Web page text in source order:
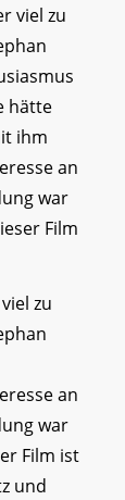
viel zu
hätte
ihm
an
war
Film
zu
an
war
Film ist
und